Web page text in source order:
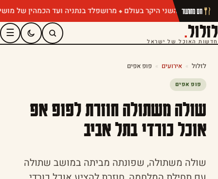
מרושפלד בנתניה ועד הכמהין של מושיק חם מהתנור
לזלול.
חדשות האוכל של ישראל
☰
לזלול » אירועים » פופ אפים
פופ אפים
שולה משתולה חוזרת לפופ אפ
אוכל כורדי בתל אביב
שולה משתולה, שפונתה מביתה במושב שתולה